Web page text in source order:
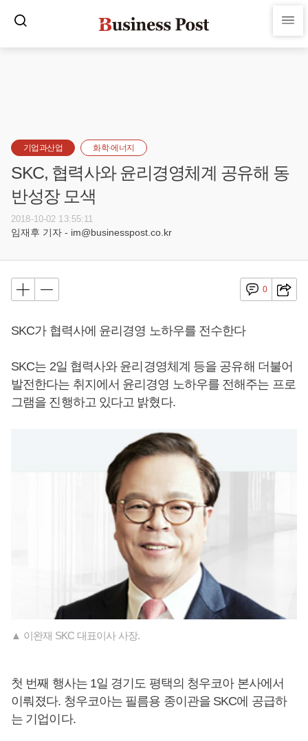
기업과산업 화학·에너지
SKC, 협력사와 윤리경영체계 공유해 동
반성장 모색
2018-10-02 13:55:11
임재후 기자 - im@businesspost.co.kr
0
SKC가 협력사에 윤리경영 노하우를 전수한다
SKC는 2일 협력사와 윤리경영체계 등을 공유해 더불어
발전한다는 취지에서 윤리경영 노하우를 전해주는 프로
그램을 진행하고 있다고 밝혔다.
▲ 이완재 SKC 대표이사 사장.
첫 번째 행사는 1일 경기도 평택의 청우코아 본사에서
이뤄졌다. 청우코아는 필름용 종이관을 SKC에 공급하
는 기업이다.